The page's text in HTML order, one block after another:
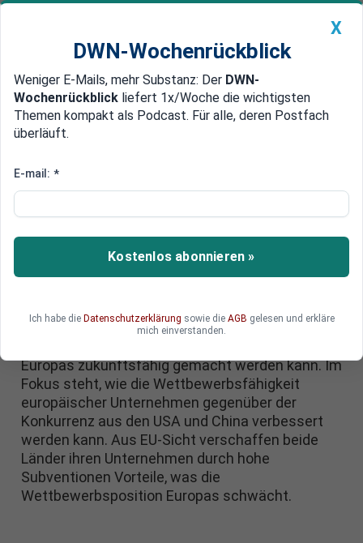
Newsticker MEIN DWN: Geldanlage Premium
Edelmetalle DWN-Magazin China
Nach US-Wahl: EU stärkt
die Steuer auf
Kryptowährungen?
die Regierungschefs der Europäischen Union an
Europas zukunftsfähig gemacht werden kann. Im
Fokus steht, wie die Wettbewerbsfähigkeit
europäischer Unternehmen gegenüber der
Konkurrenz aus den USA und China verbessert
werden kann. Aus EU-Sicht verschaffen beide
Länder ihren Unternehmen durch hohe
Subventionen Vorteile, was die
Wettbewerbsposition Europas schwächt.
X
DWN-Wochenrückblick
Weniger E-Mails, mehr Substanz: Der DWN-
Wochenrückblick liefert 1x/Woche die wichtigsten
Themen kompakt als Podcast. Für alle, deren Postfach
überläuft.
E-mail: *
Kostenlos abonnieren »
Ich habe die Datenschutzerklärung sowie die AGB gelesen und erkläre
mich einverstanden.